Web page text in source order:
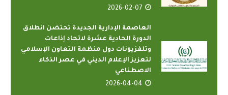
2026-02-07
العاصمة الإدارية الجديدة تحتضن انطلاق
الدورة الحادية عشرة لاتحاد إذاعات
وتلفزيونات دول منظمة التعاون الإسلامي
لتعزيز الإعلام الديني في عصر الذكاء
الاصطناعي
2026-04-04